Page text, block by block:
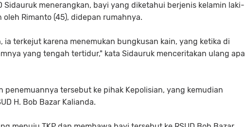
Sidauruk menerangkan, bayi yang diketahui berjenis kelamin laki-
Rimanto (45), didepan rumahnya.
ia terkejut karena menemukan bungkusan kain, yang ketika di
yang tengah tertidur," kata Sidauruk menceritakan ulang apa
penemuannya tersebut ke pihak Kepolisian, yang kemudian
H. Bob Bazar Kalianda.